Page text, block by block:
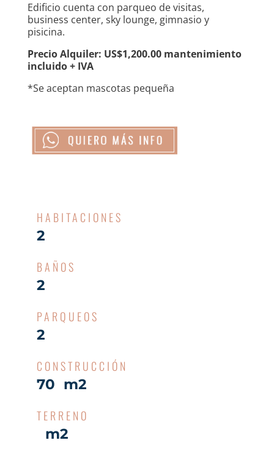
Edificio cuenta con parqueo de visitas,
business center, sky lounge, gimnasio y
pisicina.
Precio Alquiler: US$1,200.00 mantenimiento
incluido + IVA
*Se aceptan mascotas pequeña
HABITACIONES
2
BAÑOS
2
PARQUEOS
2
CONSTRUCCIÓN
70 m2
TERRENO
m2